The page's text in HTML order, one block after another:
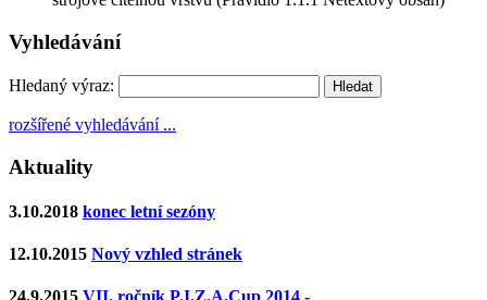
Vyhledávání
Hledaný výraz:
rozšířené vyhledávání ...
Aktuality
3.10.2018 konec letní sezóny
12.10.2015 Nový vzhled stránek